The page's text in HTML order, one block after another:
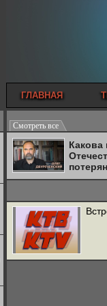
ГЛАВНАЯ
Смотреть все